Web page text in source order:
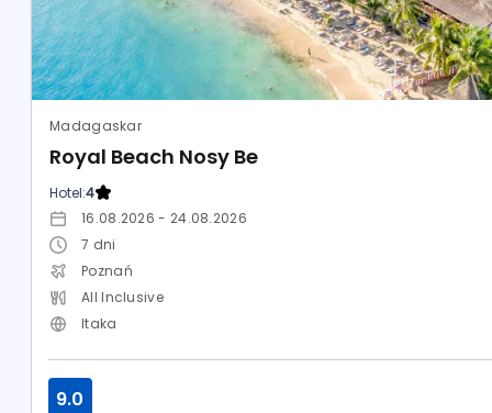
Madagaskar
Royal Beach Nosy Be
Hotel:4
16.08.2026 - 24.08.2026
7 dni
Poznań
All Inclusive
Itaka
9.0